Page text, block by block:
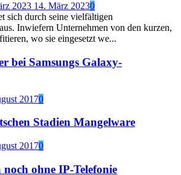
2023 14. März 20230
sich durch seine vielfältigen
Inwiefern Unternehmen von den kurzen,
wo sie eingesetzt we...
bei Samsungs Galaxy-
20170
Stadien Mangelware
20170
ohne IP-Telefonie